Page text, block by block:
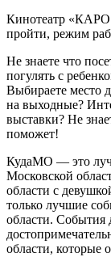
Кинотеатр «КАРО
пройти, режим
Не знаете что
погулять с
Выбираете место
на выходные?
выставки? Не
поможет!
КудаМО — это
Московской
области с
только лучшие
области. События
области, которые